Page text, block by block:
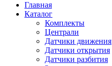
Главная
Каталог
Комплекты
Централи
Датчики движения
Датчики открытия
Датчики разбития